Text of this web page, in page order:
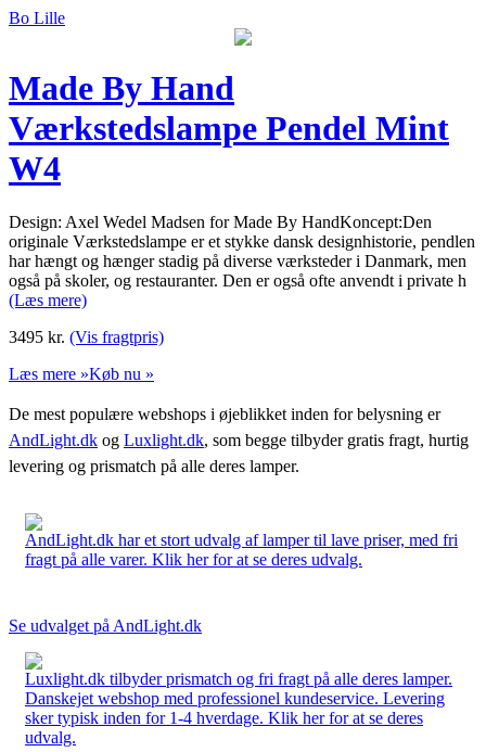
Bo Lille
Made By Hand
Værkstedslampe Pendel Mint
W4
Design: Axel Wedel Madsen for Made By HandKoncept:Den
originale Værkstedslampe er et stykke dansk designhistorie, pendlen
har hængt og hænger stadig på diverse værksteder i Danmark, men
også på skoler, og restauranter. Den er også ofte anvendt i private h
(Læs mere)
3495 kr. (Vis fragtpris)
Læs mere »Køb nu »
De mest populære webshops i øjeblikket inden for belysning er
AndLight.dk og Luxlight.dk, som begge tilbyder gratis fragt, hurtig
levering og prismatch på alle deres lamper.
AndLight.dk har et stort udvalg af lamper til lave priser, med fri
fragt på alle varer. Klik her for at se deres udvalg.
Se udvalget på AndLight.dk
Luxlight.dk tilbyder prismatch og fri fragt på alle deres lamper.
Danskejet webshop med professionel kundeservice. Levering
sker typisk inden for 1-4 hverdage. Klik her for at se deres
udvalg.